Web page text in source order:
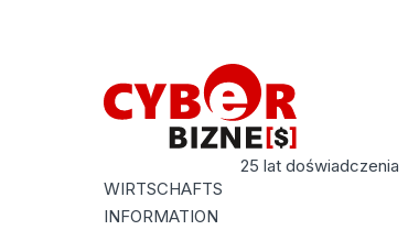
25 lat doświadczenia
WIRTSCHAFTS
INFORMATION